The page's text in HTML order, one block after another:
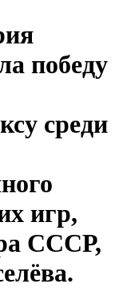
победу
среди
игр,
СССР,